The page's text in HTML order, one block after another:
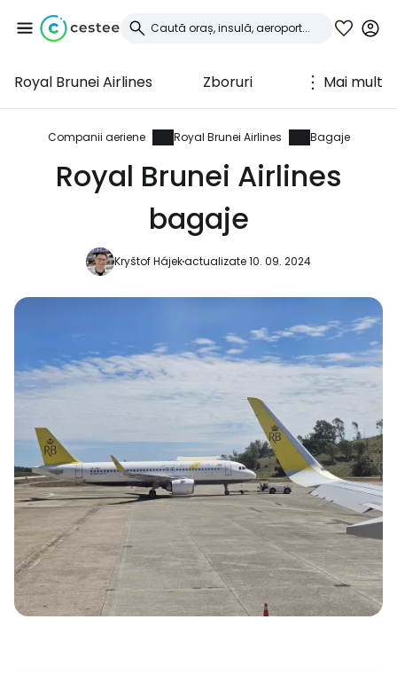
Royal Brunei Airlines Zboruri Mai mult
Companii aeriene Royal Brunei Airlines Bagaje
Royal Brunei Airlines
bagaje
Kryštof Hájekactualizate 10. 09. 2024
Conectați-vă la
Cestee
... comunitatea mondială a călătorilor
Continuați cu Google
Continuați cu e-mailul